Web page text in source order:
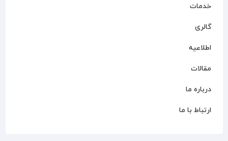
خدمات
گالری
اطلاعیه
مقالات
درباره ما
ارتباط با ما